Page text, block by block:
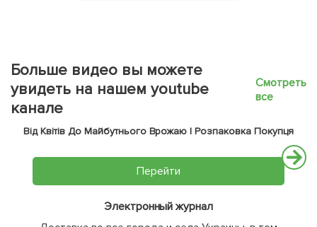
Больше видео вы можете
увидеть на нашем youtube
канале
Смотреть
все
Від Квітів До Майбутнього Врожаю | Розпаковка Покупця
Перейти
Электронный журнал